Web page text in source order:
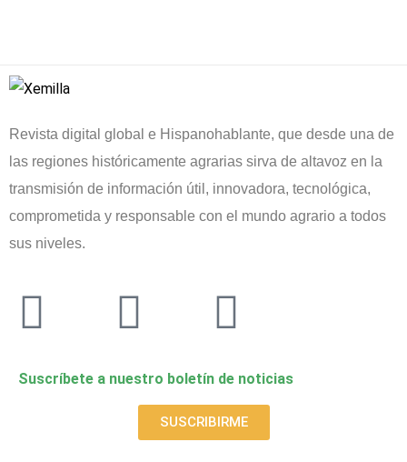
Revista digital global e Hispanohablante, que desde una de
las regiones históricamente agrarias sirva de altavoz en la
transmisión de información útil, innovadora, tecnológica,
comprometida y responsable con el mundo agrario a todos
sus niveles.
Suscríbete a nuestro boletín de noticias
SUSCRIBIRME